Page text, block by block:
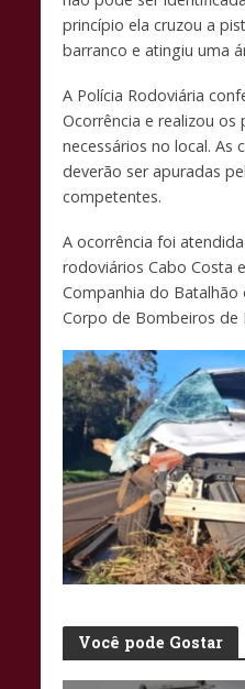
princípio ela cruzou a
barranco e atingiu uma
A Polícia Rodoviária
Ocorrência e realizou os
necessários no local. As
deverão ser apuradas
competentes.
A ocorrência foi
rodoviários Cabo Costa
Companhia do Batalhão
Corpo de Bombeiros de
Você pode Gostar